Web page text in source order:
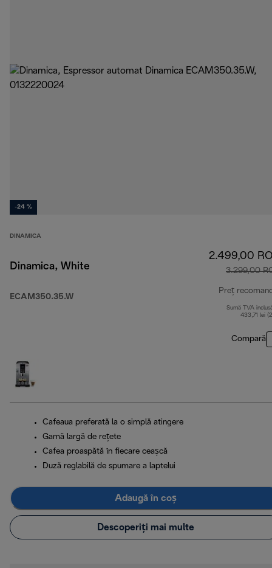
-24 %
DINAMICA
Dinamica, White
ECAM350.35.W
2.499,00
3.299,00
Preț
Sumă TVA
433,71 lei
Compară
Cafeaua preferată la o simplă atingere
Gamă largă de rețete
Cafea proaspătă în fiecare ceașcă
Duză reglabilă de spumare a laptelui
Adaugă în coș
Descoperiți mai multe